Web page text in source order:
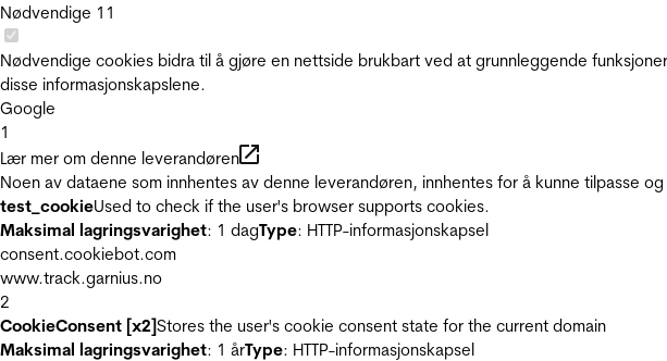
Nødvendige 11
Nødvendige cookies bidra til å gjøre en nettside brukbart ved at grunnleggende
disse informasjonskapslene.
Google
1
Lær mer om denne leverandøren
Noen av dataene som innhentes av denne leverandøren, innhentes for å kunne tilpasse
test_cookieUsed to check if the user's browser supports cookies.
Maksimal lagringsvarighet: 1 dagType: HTTP-informasjonskapsel
consent.cookiebot.com
www.track.garnius.no
2
CookieConsent [x2]Stores the user's cookie consent state for the current domain
Maksimal lagringsvarighet: 1 årType: HTTP-informasjonskapsel